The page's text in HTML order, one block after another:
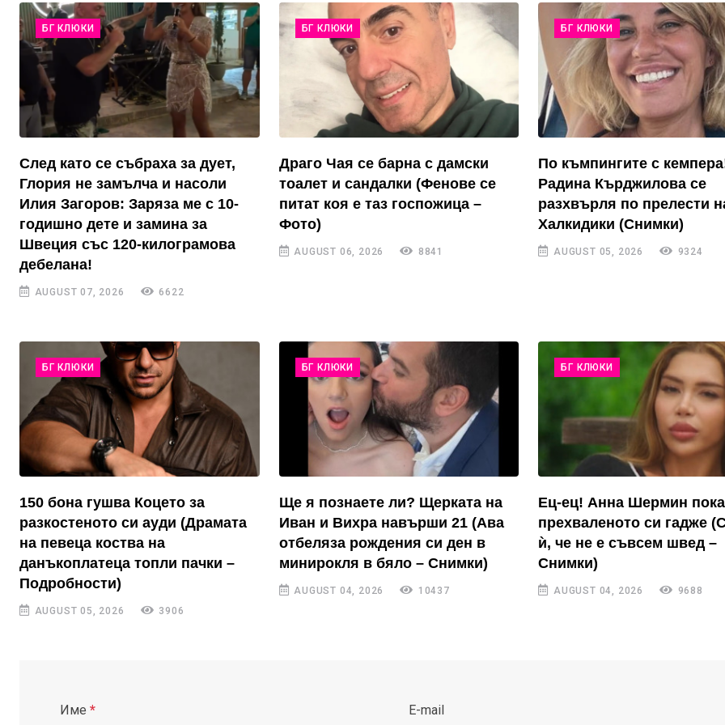
БГ КЛЮКИ
След като се събраха за дует,
Глория не замълча и насоли
Илия Загоров: Заряза ме с 10-
годишно дете и замина за
Швеция със 120-килограмова
дебелана!
AUGUST 07, 2026 6622
БГ КЛЮКИ
Драго Чая се барна с дамски
тоалет и сандалки (Фенове се
питат коя е таз госпожица –
Фото)
AUGUST 06, 2026 8841
БГ КЛЮКИ
По къмпингите с
Радина Кърджилова се
разхвърля по прелести
Халкидики (Снимки)
AUGUST 05, 2026 9324
БГ КЛЮКИ
150 бона гушва Коцето за
разкостеното си ауди (Драмата
на певеца коства на
данъкоплатеца топли пачки –
Подробности)
AUGUST 05, 2026 3906
БГ КЛЮКИ
Ще я познаете ли? Щерката на
Иван и Вихра навърши 21 (Ава
отбеляза рождения си ден в
минирокля в бяло – Снимки)
AUGUST 04, 2026 10437
БГ КЛЮКИ
Ец-ец! Анна Шермин
прехваленото си гадже
ѝ, че не е съвсем швед –
Снимки)
AUGUST 04, 2026 9688
Име * E-mail